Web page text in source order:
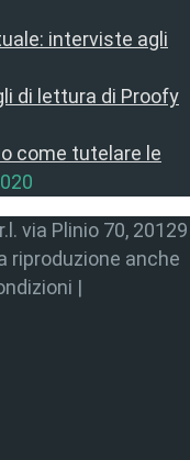
interviste agli
di lettura di Proofy
come tutelare le
via Plinio 70, 20129
riproduzione anche
|